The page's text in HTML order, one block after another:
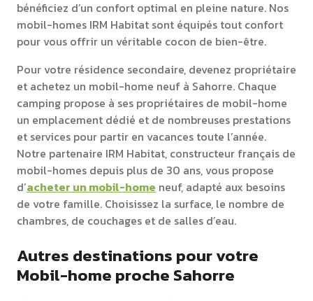
bénéficiez d’un confort optimal en pleine nature. Nos
mobil-homes IRM Habitat sont équipés tout confort
pour vous offrir un véritable cocon de bien-être.
Pour votre résidence secondaire, devenez propriétaire
et achetez un mobil-home neuf à Sahorre. Chaque
camping propose à ses propriétaires de mobil-home
un emplacement dédié et de nombreuses prestations
et services pour partir en vacances toute l’année.
Notre partenaire IRM Habitat, constructeur français de
mobil-homes depuis plus de 30 ans, vous propose
d’acheter un mobil-home neuf, adapté aux besoins
de votre famille. Choisissez la surface, le nombre de
chambres, de couchages et de salles d’eau.
Autres destinations pour votre
Mobil-home proche Sahorre